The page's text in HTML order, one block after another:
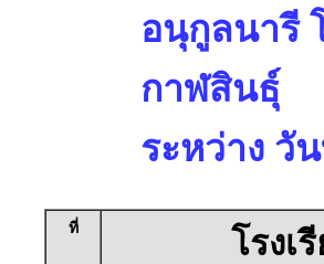
อนุกูลนารี
กาฬสินธุ์
ระหว่าง วั
ที่ โรงเ